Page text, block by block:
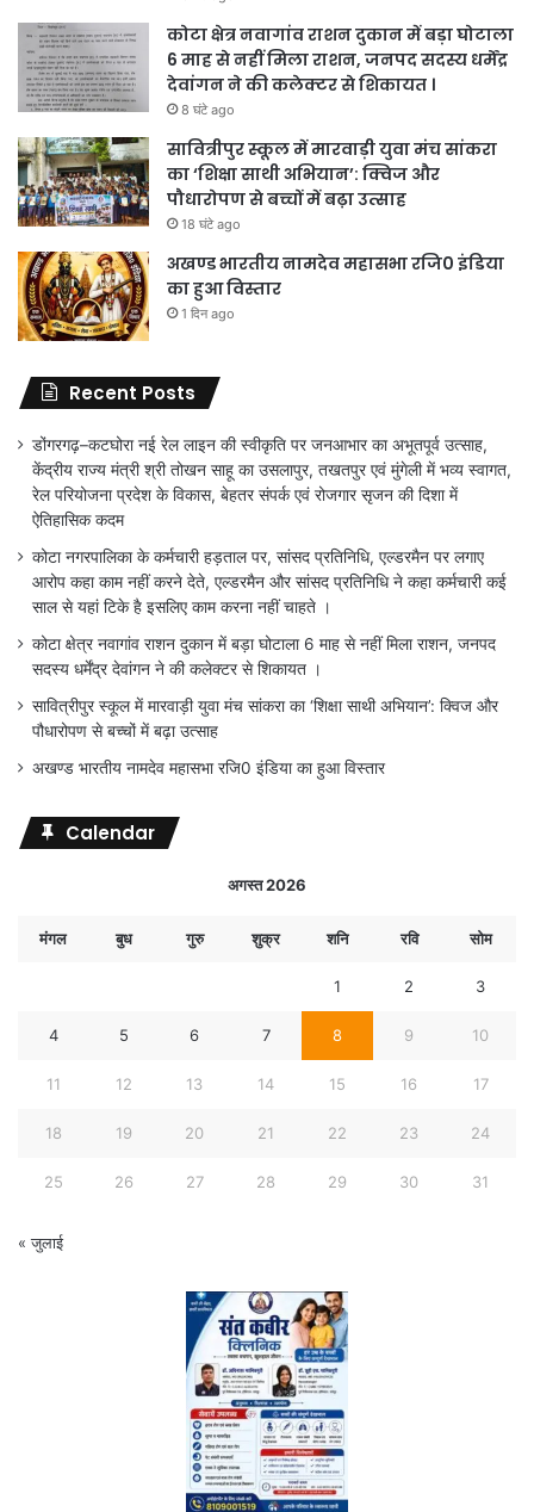
कोटा क्षेत्र नवागांव राशन दुकान में बड़ा घोटाला
6 माह से नहीं मिला राशन, जनपद सदस्य धर्मेंद्र
देवांगन ने की कलेक्टर से शिकायत ।
8 घंटे ago
सावित्रीपुर स्कूल में मारवाड़ी युवा मंच सांकरा
का ‘शिक्षा साथी अभियान’: क्विज और
पौधारोपण से बच्चों में बढ़ा उत्साह
18 घंटे ago
अखण्ड भारतीय नामदेव महासभा रजि0 इंडिया
का हुआ विस्तार
1 दिन ago
Recent Posts
डोंगरगढ़–कटघोरा नई रेल लाइन की स्वीकृति पर जनआभार का अभूतपूर्व उत्साह,
केंद्रीय राज्य मंत्री श्री तोखन साहू का उसलापुर, तखतपुर एवं मुंगेली में भव्य स्वागत,
रेल परियोजना प्रदेश के विकास, बेहतर संपर्क एवं रोजगार सृजन की दिशा में
ऐतिहासिक कदम
कोटा नगरपालिका के कर्मचारी हड़ताल पर, सांसद प्रतिनिधि, एल्डरमैन पर लगाए
आरोप कहा काम नहीं करने देते, एल्डरमैन और सांसद प्रतिनिधि ने कहा कर्मचारी कई
साल से यहां टिके है इसलिए काम करना नहीं चाहते ।
कोटा क्षेत्र नवागांव राशन दुकान में बड़ा घोटाला 6 माह से नहीं मिला राशन, जनपद
सदस्य धर्मेंद्र देवांगन ने की कलेक्टर से शिकायत ।
सावित्रीपुर स्कूल में मारवाड़ी युवा मंच सांकरा का ‘शिक्षा साथी अभियान’: क्विज और
पौधारोपण से बच्चों में बढ़ा उत्साह
अखण्ड भारतीय नामदेव महासभा रजि0 इंडिया का हुआ विस्तार
Calendar
अगस्त 2026
मंगल बुध गुरु शुक्र शनि रवि सोम
1 2 3
4 5 6 7 8 9 10
11 12 13 14 15 16 17
18 19 20 21 22 23 24
25 26 27 28 29 30 31
« जुलाई